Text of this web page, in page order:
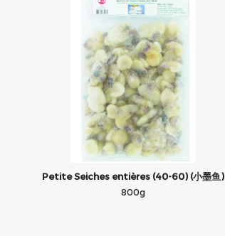
Petite Seiches entières (40-60) (小墨鱼)
800g